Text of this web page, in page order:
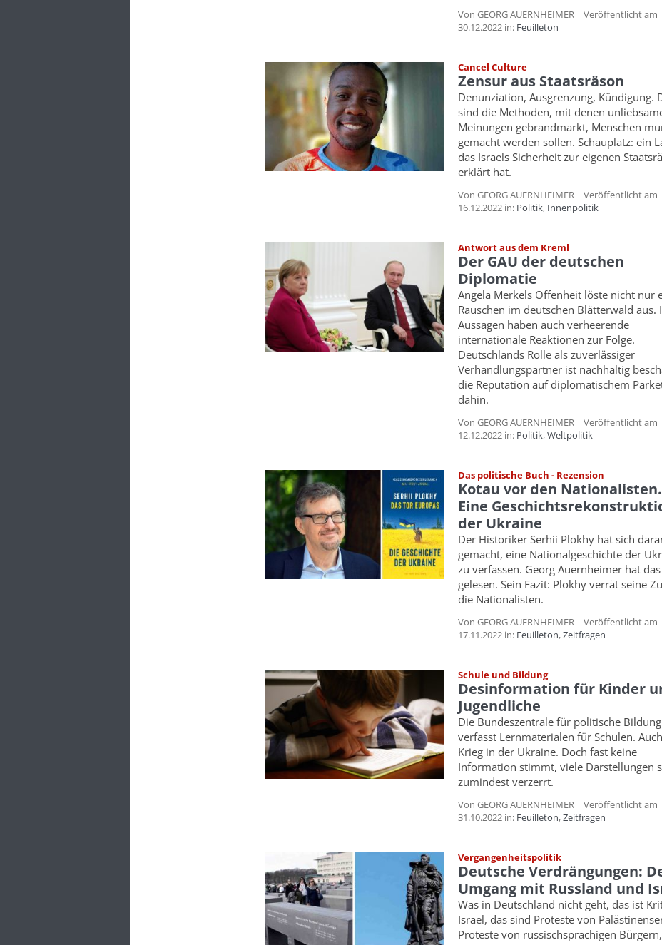
Von GEORG AUERNHEIMER | Veröffentlicht am
30.12.2022 in: Feuilleton
Cancel Culture
Zensur aus Staatsräson
Denunziation, Ausgrenzung, Kündigung.
sind die Methoden, mit denen
Meinungen gebrandmarkt, Menschen
gemacht werden sollen. Schauplatz: ein
das Israels Sicherheit zur eigenen
erklärt hat.
Von GEORG AUERNHEIMER | Veröffentlicht am
16.12.2022 in: Politik, Innenpolitik
Antwort aus dem Kreml
Der GAU der deutschen
Diplomatie
Angela Merkels Offenheit löste nicht nur
Rauschen im deutschen Blätterwald aus.
Aussagen haben auch verheerende
internationale Reaktionen zur Folge.
Deutschlands Rolle als zuverlässiger
Verhandlungspartner ist nachhaltig
die Reputation auf diplomatischem
dahin.
Von GEORG AUERNHEIMER | Veröffentlicht am
12.12.2022 in: Politik,Weltpolitik
Das politische Buch - Rezension
Kotau vor den Nationalisten.
Eine
der Ukraine
Der Historiker Serhii Plokhy hat sich
gemacht, eine Nationalgeschichte der
zu verfassen. Georg Auernheimer hat
gelesen. Sein Fazit: Plokhy verrät seine
die Nationalisten.
Von GEORG AUERNHEIMER | Veröffentlicht am
17.11.2022 in: Feuilleton,Zeitfragen
Schule und Bildung
Desinformation für Kinder
Jugendliche
Die Bundeszentrale für politische Bildung
verfasst Lernmaterialen für Schulen.
Krieg in der Ukraine. Doch fast keine
Information stimmt, viele Darstellungen
zumindest verzerrt.
Von GEORG AUERNHEIMER | Veröffentlicht am
31.10.2022 in: Feuilleton,Zeitfragen
Vergangenheitspolitik
Deutsche Verdrängungen:
Umgang mit Russland und
Was in Deutschland nicht geht, das ist
Israel, das sind Proteste von
Proteste von russischsprachigen